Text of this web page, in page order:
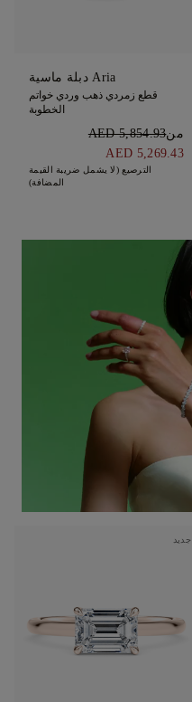
Aria دبلة ماسية
قطع زمردي ذهب وردي خواتم
الخطوبة
منAED 5,854.93
AED 5,269.43
الترصيع (لا يشمل ضريبة القيمة
المضافة)
جديد